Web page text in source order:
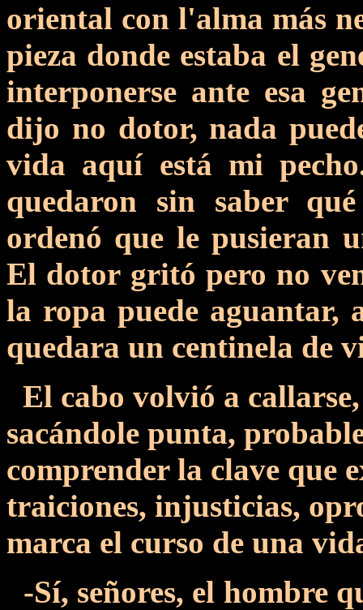
oriental con l'alma más
pieza donde estaba el
interponerse ante esa
dijo no dotor, nada
vida aquí está mi
quedaron sin saber
ordenó que le pusieran
El dotor gritó pero no
la ropa puede aguantar,
quedara un centinela de
El cabo volvió a
sacándole punta,
comprender la clave que
traiciones, injusticias,
marca el curso de una
-Sí, señores, el hombre